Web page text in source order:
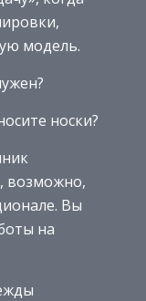
модель.
носки?
возможно,
Вы
на